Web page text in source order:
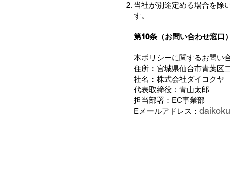
当社が別途定める場合を除
す。
第10条（お問い合わせ窓口）
本ポリシーに関するお問い
住所：宮城県仙台市青葉区
社名：株式会社ダイコクヤ
代表取締役：青山太郎
担当部署：EC事業部
Eメールアドレス：